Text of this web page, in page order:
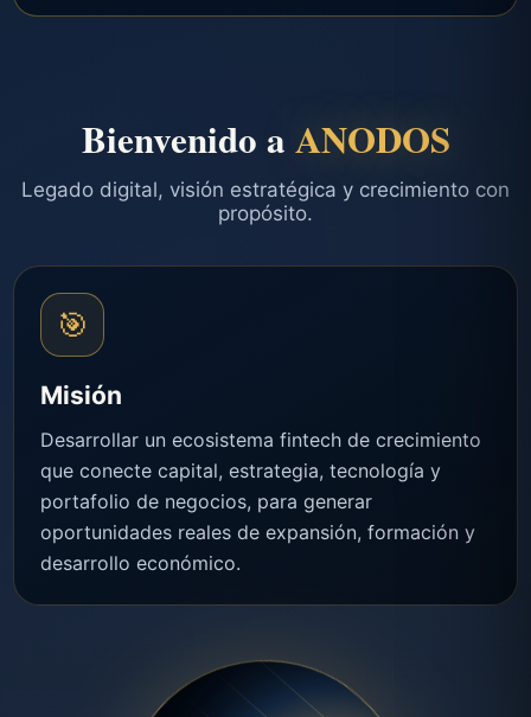
Bienvenido aANODOS
Legado digital, visión estratégica y crecimiento con
propósito.
🎯
Misión
Desarrollar un ecosistema fintech de crecimiento
que conecte capital, estrategia, tecnología y
portafolio de negocios, para generar
oportunidades reales de expansión, formación y
desarrollo económico.